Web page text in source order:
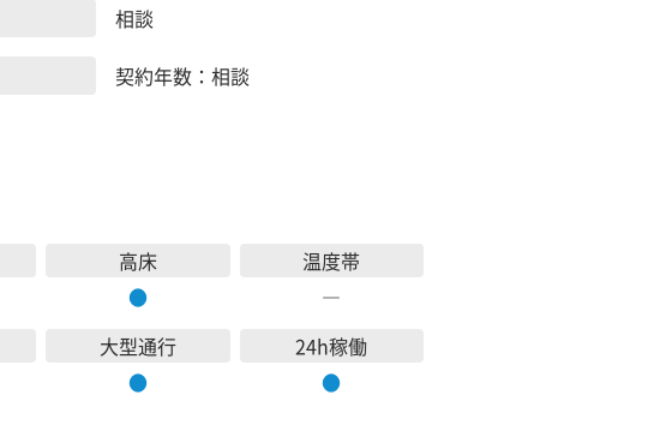
相談
契約年数：相談
高床
●
温度帯
―
大型通行
●
24h稼働
●